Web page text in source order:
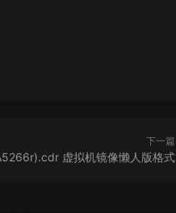
下一篇
虚拟机镜像懒人版格式